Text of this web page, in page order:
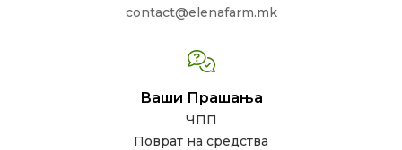
contact@elenafarm.mk
Ваши Прашања
ЧПП
Поврат на средства